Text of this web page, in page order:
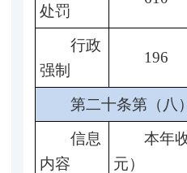
处罚
行政
强制
196
第二十条第（八
信息
内容
本年
元）